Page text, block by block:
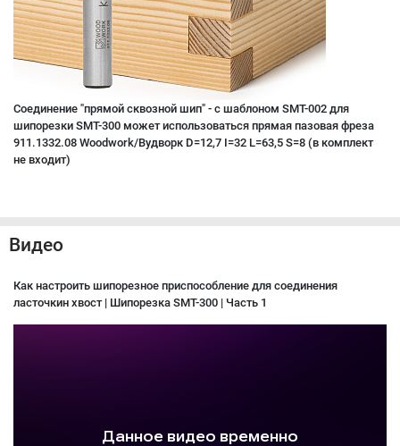
Соединение "прямой сквозной шип" - с шаблоном SMT-002 для
шипорезки SMT-300 может использоваться прямая пазовая фреза
911.1332.08 Woodwork/Вудворк D=12,7 I=32 L=63,5 S=8 (в комплект
не входит)
Видео
Как настроить шипорезное приспособление для соединения
ласточкин хвост | Шипорезка SMT-300 | Часть 1